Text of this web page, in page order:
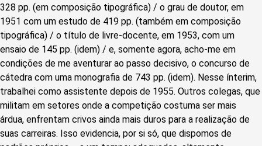
328 pp. (em composição tipográfica) / o grau de doutor, em
1951 com um estudo de 419 pp. (também em composição
tipográfica) / o título de livre-docente, em 1953, com um
ensaio de 145 pp. (idem) / e, somente agora, acho-me em
condições de me aventurar ao passo decisivo, o concurso de
cátedra com uma monografia de 743 pp. (idem). Nesse ínterim,
trabalhei como assistente depois de 1955. Outros colegas, que
militam em setores onde a competição costuma ser mais
árdua, enfrentam crivos ainda mais duros para a realização de
suas carreiras. Isso evidencia, por si só, que dispomos de